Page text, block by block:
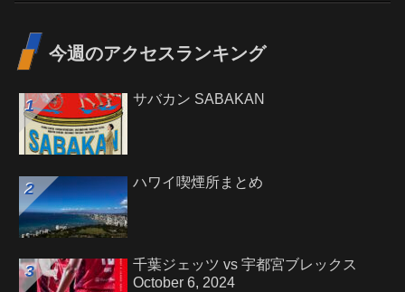
今週のアクセスランキング
サバカン SABAKAN
ハワイ喫煙所まとめ
千葉ジェッツ vs 宇都宮ブレックス
October 6, 2024